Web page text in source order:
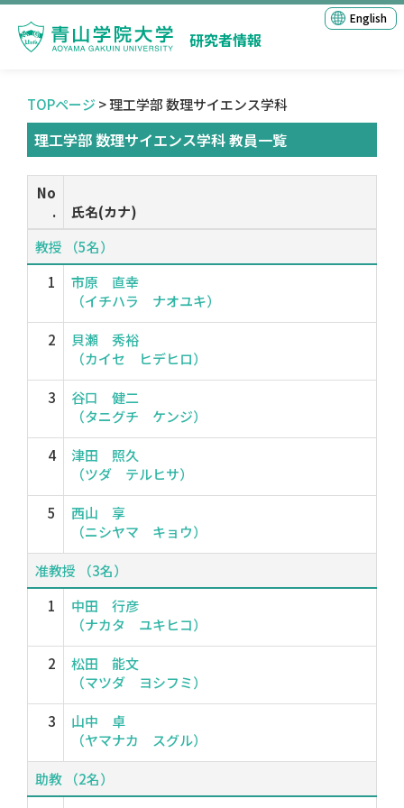
研究者情報
English
TOPページ > 理工学部 数理サイエンス学科
理工学部 数理サイエンス学科 教員一覧
No
.
氏名(カナ)
教授 （5名）
1
市原 直幸
（イチハラ ナオユキ）
2
貝瀬 秀裕
（カイセ ヒデヒロ）
3
谷口 健二
（タニグチ ケンジ）
4
津田 照久
（ツダ テルヒサ）
5
西山 享
（ニシヤマ キョウ）
准教授 （3名）
1
中田 行彦
（ナカタ ユキヒコ）
2
松田 能文
（マツダ ヨシフミ）
3
山中 卓
（ヤマナカ スグル）
助教 （2名）